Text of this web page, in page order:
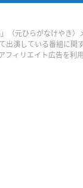
（元ひらがなけやき）
出演している番組に関
ィリエイト広告を利用